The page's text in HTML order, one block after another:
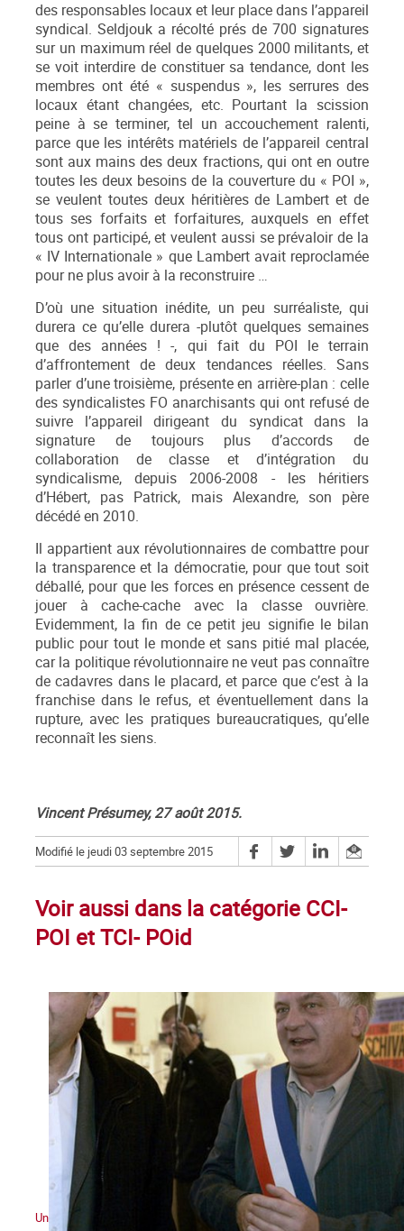
des responsables locaux et leur place dans l’appareil
syndical. Seldjouk a récolté prés de 700 signatures
sur un maximum réel de quelques 2000 militants, et
se voit interdire de constituer sa tendance, dont les
membres ont été « suspendus », les serrures des
locaux étant changées, etc. Pourtant la scission
peine à se terminer, tel un accouchement ralenti,
parce que les intérêts matériels de l’appareil central
sont aux mains des deux fractions, qui ont en outre
toutes les deux besoins de la couverture du « POI »,
se veulent toutes deux héritières de Lambert et de
tous ses forfaits et forfaitures, auxquels en effet
tous ont participé, et veulent aussi se prévaloir de la
« IV Internationale » que Lambert avait reproclamée
pour ne plus avoir à la reconstruire …
D’où une situation inédite, un peu surréaliste, qui
durera ce qu’elle durera -plutôt quelques semaines
que des années ! -, qui fait du POI le terrain
d’affrontement de deux tendances réelles. Sans
parler d’une troisième, présente en arrière-plan : celle
des syndicalistes FO anarchisants qui ont refusé de
suivre l’appareil dirigeant du syndicat dans la
signature de toujours plus d’accords de
collaboration de classe et d’intégration du
syndicalisme, depuis 2006-2008 - les héritiers
d’Hébert, pas Patrick, mais Alexandre, son père
décédé en 2010.
Il appartient aux révolutionnaires de combattre pour
la transparence et la démocratie, pour que tout soit
déballé, pour que les forces en présence cessent de
jouer à cache-cache avec la classe ouvrière.
Evidemment, la fin de ce petit jeu signifie le bilan
public pour tout le monde et sans pitié mal placée,
car la politique révolutionnaire ne veut pas connaître
de cadavres dans le placard, et parce que c’est à la
franchise dans le refus, et éventuellement dans la
rupture, avec les pratiques bureaucratiques, qu’elle
reconnaît les siens.
Vincent Présumey, 27 août 2015.
Modifié le jeudi 03 septembre 2015
Voir aussi dans la catégorie CCI-
POI et TCI- POid
Un « parti ouvrier » contre les « Gilets jaunes »